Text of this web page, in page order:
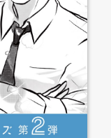
します。 ▼ ご
ト！ ファイナ
ご相談も実
ってすぐのと
も衛生的。 1.5
ける広さなの
ン キッチン背
を設けている
いに並べられ
て大容量の収